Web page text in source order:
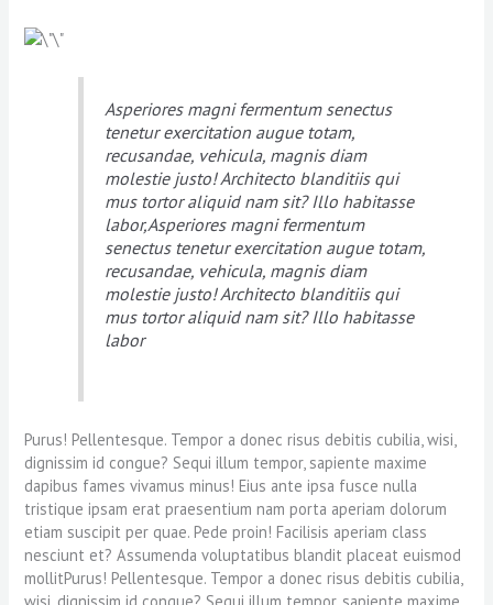
Asperiores magni fermentum senectus
tenetur exercitation augue totam,
recusandae, vehicula, magnis diam
molestie justo! Architecto blanditiis qui
mus tortor aliquid nam sit? Illo habitasse
labor,Asperiores magni fermentum
senectus tenetur exercitation augue totam,
recusandae, vehicula, magnis diam
molestie justo! Architecto blanditiis qui
mus tortor aliquid nam sit? Illo habitasse
labor
Purus! Pellentesque. Tempor a donec risus debitis cubilia, wisi,
dignissim id congue? Sequi illum tempor, sapiente maxime
dapibus fames vivamus minus! Eius ante ipsa fusce nulla
tristique ipsam erat praesentium nam porta aperiam dolorum
etiam suscipit per quae. Pede proin! Facilisis aperiam class
nesciunt et? Assumenda voluptatibus blandit placeat euismod
mollitPurus! Pellentesque. Tempor a donec risus debitis cubilia,